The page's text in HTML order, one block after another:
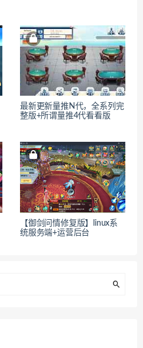
最新更新量推N代，全系列完
整版+所谓量推4代看看版
【御剑问情修复版】linux系
统服务端+运营后台